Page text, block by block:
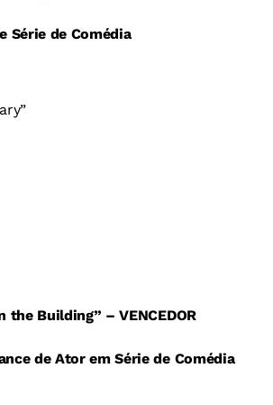
Série de Comédia
the Building” – VENCEDOR
de Ator em Série de Comédia